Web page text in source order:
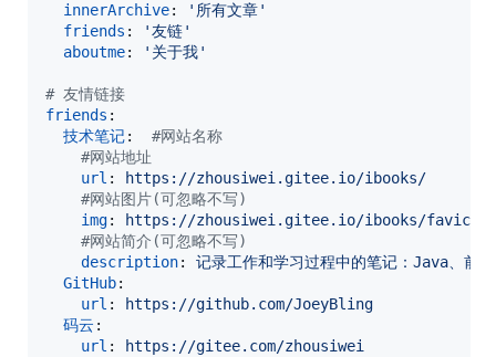
innerArchive: ' 所有文章'
friends : '友链'
aboutme: ' 关于我'
# 友情链接
friends :
技术笔记: #网站名称
#网站地址
url :
https://zhousiwei.gitee.io/ibooks/
#网站图片(可忽略不写)
img:
https://zhousiwei.gitee.io/ibooks/
#网站简介(可忽略不写)
description: 记录工作和学习过程中的笔记：Java、前
GitHub:
url :
https://github.com/JoeyBling
码云 :
url :
https://gitee.com/zhousiwei